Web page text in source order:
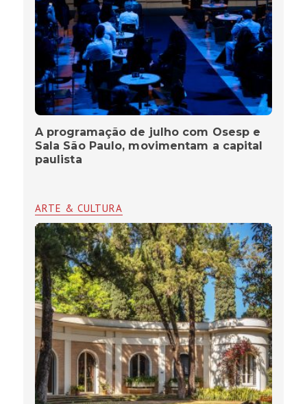
A programação de julho com Osesp e
Sala São Paulo, movimentam a capital
paulista
ARTE & CULTURA